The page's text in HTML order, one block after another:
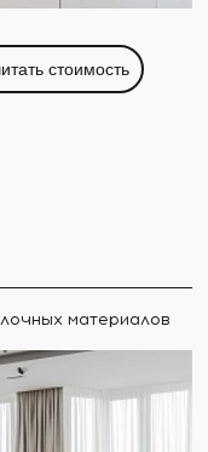
стоимость
материалов